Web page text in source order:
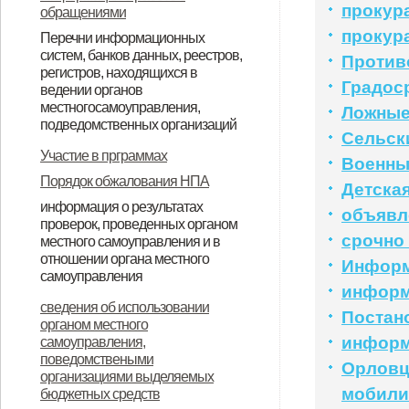
обращениями
Перечни информационных
систем, банков данных, реестров,
регистров, находящихся в
ведении органов
местногосамоуправления,
подведомственных организаций
систем, банков данных, рерстров,
регистров, находящихся в
ведении органа местного
самоправления
имущества по состоянию на
01.012019года
Участие в прграммах
Порядок обжалования НПА
информация о результатах
проверок, проведенных органом
местного самоуправления и в
отношении органа местного
самоуправления
Доклад о виде государственного
контроля (надзора),
муниципального контроля
сведения об использовании
органом местного
самоуправления,
поведомствеными
организациями выделяемых
бюджетных средств
срочно